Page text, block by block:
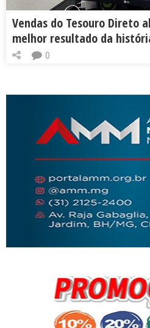
Vendas do Tesouro Direto
melhor resultado da
0